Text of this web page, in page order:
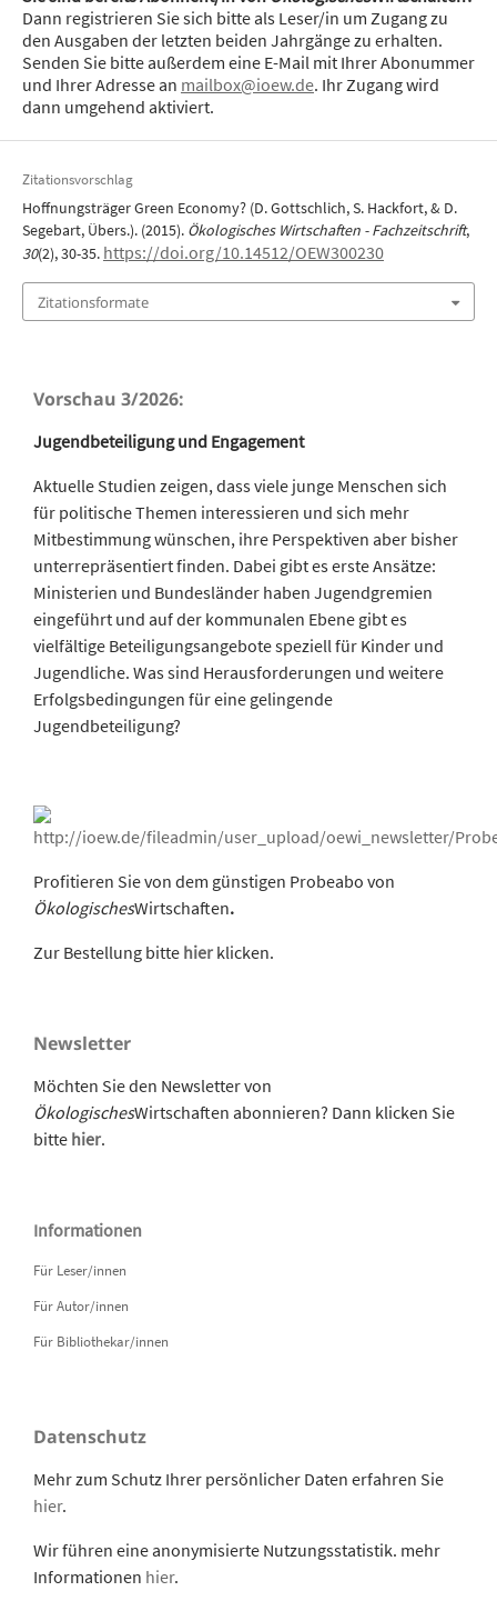
Dann registrieren Sie sich bitte als Leser/in um Zugang zu
den Ausgaben der letzten beiden Jahrgänge zu erhalten.
Senden Sie bitte außerdem eine E-Mail mit Ihrer Abonummer
und Ihrer Adresse an mailbox@ioew.de. Ihr Zugang wird
dann umgehend aktiviert.
Zitationsvorschlag
Hoffnungsträger Green Economy? (D. Gottschlich, S. Hackfort, & D.
Segebart, Übers.). (2015). Ökologisches Wirtschaften - Fachzeitschrift,
30(2), 30-35. https://doi.org/10.14512/OEW300230
Zitationsformate
Vorschau 3/2026:
Jugendbeteiligung und Engagement
Aktuelle Studien zeigen, dass viele junge Menschen sich
für politische Themen interessieren und sich mehr
Mitbestimmung wünschen, ihre Perspektiven aber bisher
unterrepräsentiert finden. Dabei gibt es erste Ansätze:
Ministerien und Bundesländer haben Jugendgremien
eingeführt und auf der kommunalen Ebene gibt es
vielfältige Beteiligungsangebote speziell für Kinder und
Jugendliche. Was sind Herausforderungen und weitere
Erfolgsbedingungen für eine gelingende
Jugendbeteiligung?
Profitieren Sie von dem günstigen Probeabo von
ÖkologischesWirtschaften.
Zur Bestellung bitte hier klicken.
Newsletter
Möchten Sie den Newsletter von
ÖkologischesWirtschaften abonnieren? Dann klicken Sie
bitte hier.
Informationen
Für Leser/innen
Für Autor/innen
Für Bibliothekar/innen
Datenschutz
Mehr zum Schutz Ihrer persönlicher Daten erfahren Sie
hier.
Wir führen eine anonymisierte Nutzungsstatistik. mehr
Informationen hier.